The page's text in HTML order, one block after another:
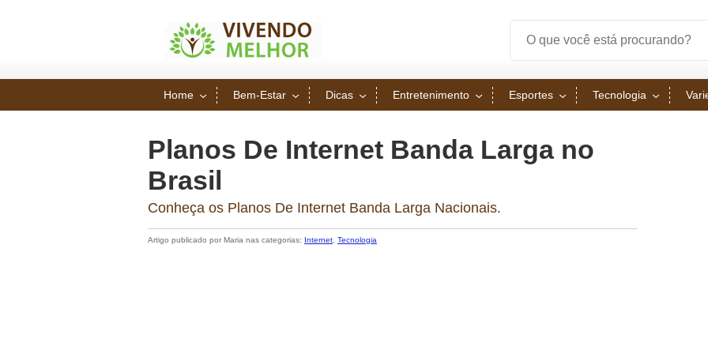
Home Bem-Estar Dicas Entretenimento Esportes Tecnologia
Planos De Internet Banda Larga no
Brasil
Conheça os Planos De Internet Banda Larga Nacionais.
Artigo publicado por Maria nas categorias: Internet Tecnologia